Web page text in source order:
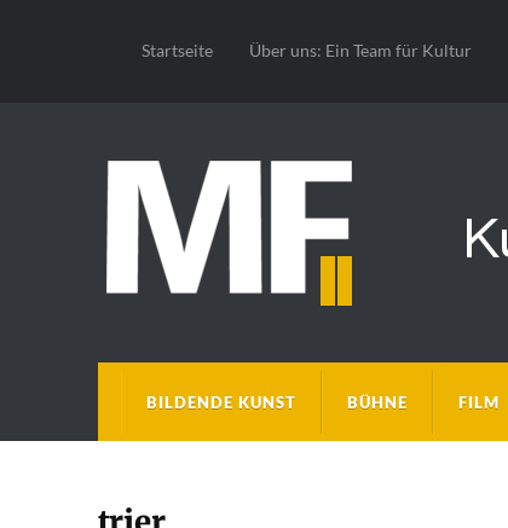
Startseite Über uns: Ein Team für Kultur
BILDENDE KUNST BÜHNE FILM